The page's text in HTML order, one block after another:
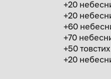
+20
+20
+60
+70
+50
+20